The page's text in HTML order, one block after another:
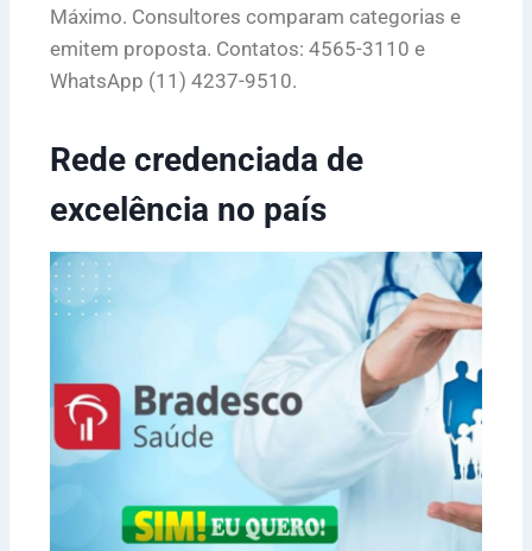
Máximo. Consultores comparam categorias e
emitem proposta. Contatos: 4565-3110 e
WhatsApp (11) 4237-9510.
Rede credenciada de
excelência no país